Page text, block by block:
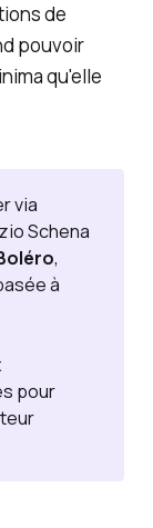
de
pouvoir
qu'elle
via
Schena
,
à
pour